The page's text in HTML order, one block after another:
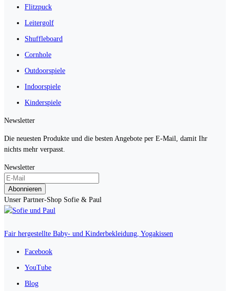
Flitzpuck
Leitergolf
Shuffleboard
Cornhole
Outdoorspiele
Indoorspiele
Kinderspiele
Newsletter
Die neuesten Produkte und die besten Angebote per E-Mail, damit Ihr
nichts mehr verpasst.
Newsletter
Abonnieren
Unser Partner-Shop Sofie & Paul
Fair hergestellte Baby- und Kinderbekleidung, Yogakissen
Facebook
YouTube
Blog